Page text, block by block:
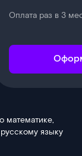
математике,
языку
Оплата раз в 3